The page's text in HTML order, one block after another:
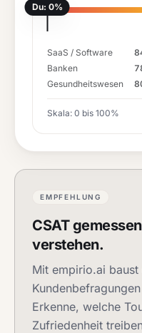
Du: 0%
SaaS / Software
Banken
Gesundheitswesen
Skala: 0 bis 100%
EMPFEHLUNG
CSAT
verstehen.
Mit empirio.ai
Erkenne, welche
Zufriedenheit